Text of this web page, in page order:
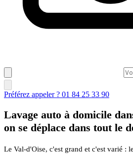
Préférez appeler ? 01 84 25 33 90
Lavage auto à domicile
on se déplace dans tout le
Le Val-d'Oise, c'est grand et c'est varié :